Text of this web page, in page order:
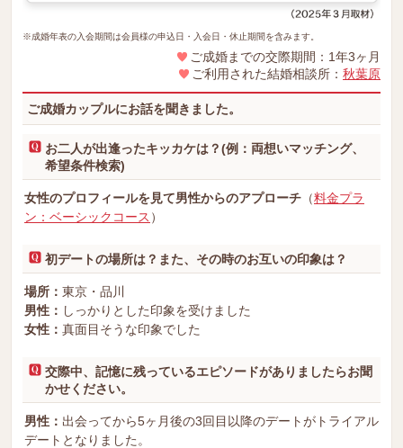
※成婚年表の入会期間は会員様の申込日・入会日・休止期間を含みます。
ご成婚までの交際期間：1年3ヶ月
ご利用された結婚相談所： 秋葉原
ご成婚カップルにお話を聞きました。
お二人が出逢ったキッカケは？(例：両想いマッチング、
希望条件検索)
女性のプロフィールを見て男性からのアプローチ （料金プラ
ン：ベーシックコース ）
初デートの場所は？また、その時のお互いの印象は？
場所： 東京・品川
男性： しっかりとした印象を受けました
女性： 真面目そうな印象でした
交際中、記憶に残っているエピソードがありましたらお聞
かせください。
男性： 出会ってから5ヶ月後の3回目以降のデートがトライアル
デートとなりました。